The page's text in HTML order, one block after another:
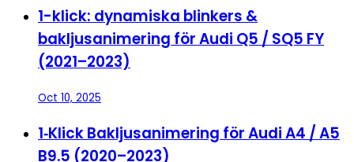
1-klick: dynamiska blinkers &
bakljusanimering för Audi Q5 / SQ5 FY
(2021–2023)
Oct 10, 2025
1‑Klick Bakljusanimering för Audi A4 / A5
B9.5 (2020–2023)